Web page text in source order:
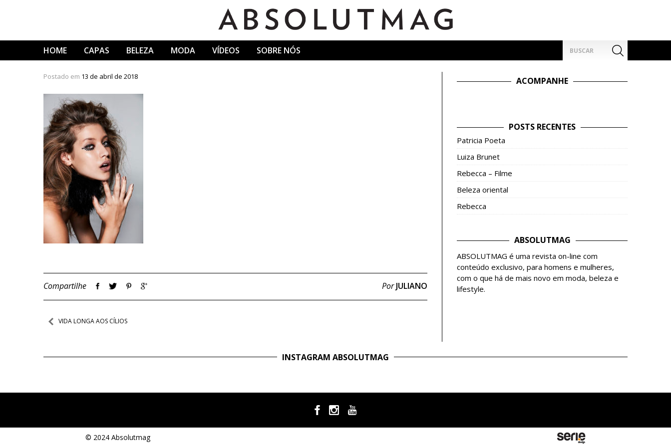
HOME CAPAS BELEZA MODA VÍDEOS SOBRE NÓS
por:
Postado em 13 de abril de 2018
Compartilhe PorJULIANO
Navegação
Post
VIDA LONGA AOS CÍLIOS
ACOMPANHE
POSTS RECENTES
Patricia Poeta
Luiza Brunet
Rebecca – Filme
Beleza oriental
Rebecca
ABSOLUTMAG
ABSOLUTMAG é uma revista on-line com
conteúdo exclusivo, para homens e mulheres,
com o que há de mais novo em moda, beleza e
lifestyle.
INSTAGRAM ABSOLUTMAG
© 2024 Absolutmag